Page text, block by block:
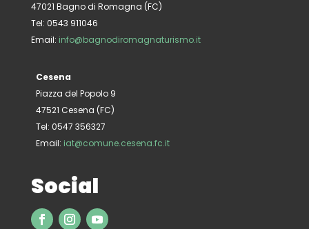
47021 Bagno di Romagna (FC)
Tel: 0543 911046
Email: info@bagnodiromagnaturismo.it
Cesena
Piazza del Popolo 9
47521 Cesena (FC)
Tel: 0547 356327
Email: iat@comune.cesena.fc.it
Social